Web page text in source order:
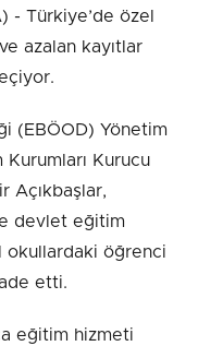
- Türkiye’de özel
azalan kayıtlar
(EBÖOD) Yönetim
Kurumları Kurucu
Açıkbaşlar,
devlet eğitim
okullardaki öğrenci
etti.
eğitim hizmeti